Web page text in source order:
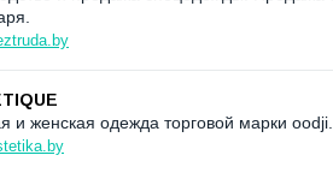
и женская одежда торговой марки